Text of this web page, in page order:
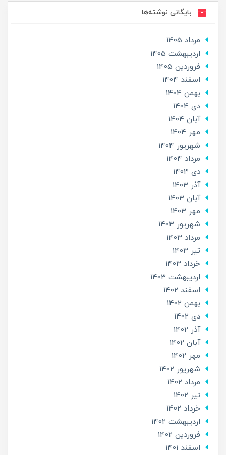
بایگانی نوشته‌ها
مرداد 1405
ارديبهشت 1405
فروردین 1405
اسفند 1404
بهمن 1404
دی 1404
آبان 1404
مهر 1404
شهریور 1404
مرداد 1404
دی 1403
آذر 1403
آبان 1403
مهر 1403
شهریور 1403
مرداد 1403
تير 1403
خرداد 1403
ارديبهشت 1403
اسفند 1402
بهمن 1402
دی 1402
آذر 1402
آبان 1402
مهر 1402
شهریور 1402
مرداد 1402
تير 1402
خرداد 1402
ارديبهشت 1402
فروردین 1402
اسفند 1401